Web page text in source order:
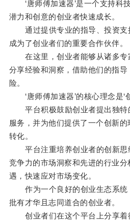
‘唐师傅加速器’是一个支持科
潜力和创意的创业者快速成长。
通过提供专业的指导、投资支
成为了创业者们的重要合作伙伴。
在这里，创业者能够从诸多专
分享经验和洞察，借助他们的指
险。
‘唐师傅加速器’的核心理念是‘创
平台积极鼓励创业者提出独特
服务，并为他们提供了一个创新
转化。
平台注重培养创业者的创新思
竞争力的市场洞察和先进的行业
遇，快速应对市场变化。
作为一个良好的创业生态系统
批有才华且志同道合的创业者。
创业者们在这个平台上分享着